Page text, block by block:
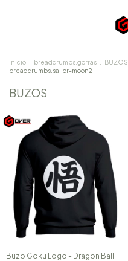
Inicio breadcrumbs.gorras BUZOS
breadcrumbs.sailor-moon2
BUZOS
Buzo Goku Logo - Dragon Ball